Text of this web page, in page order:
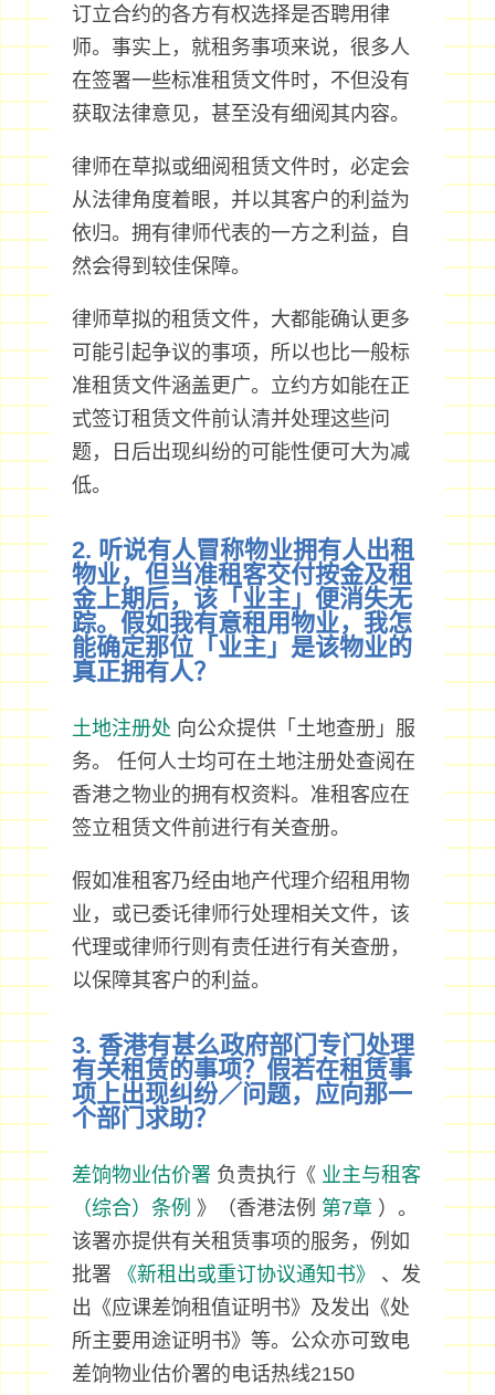
订立合约的各方有权选择是否聘用律
师。事实上，就租务事项来说，很多人
在签署一些标准租赁文件时，不但没有
获取法律意见，甚至没有细阅其内容。
律师在草拟或细阅租赁文件时，必定会
从法律角度着眼，并以其客户的利益为
依归。拥有律师代表的一方之利益，自
然会得到较佳保障。
律师草拟的租赁文件，大都能确认更多
可能引起争议的事项，所以也比一般标
准租赁文件涵盖更广。立约方如能在正
式签订租赁文件前认清并处理这些问
题，日后出现纠纷的可能性便可大为减
低。
2. 听说有人冒称物业拥有人出租
物业，但当准租客交付按金及租
金上期后，该「业主」便消失无
踪。假如我有意租用物业，我怎
能确定那位「业主」是该物业的
真正拥有人？
土地注册处向公众提供「土地查册」服
务。 任何人士均可在土地注册处查阅在
香港之物业的拥有权资料。准租客应在
签立租赁文件前进行有关查册。
假如准租客乃经由地产代理介绍租用物
业，或已委讬律师行处理相关文件，该
代理或律师行则有责任进行有关查册，
以保障其客户的利益。
3. 香港有甚么政府部门专门处理
有关租赁的事项？假若在租赁事
项上出现纠纷／问题，应向那一
个部门求助？
差饷物业估价署 负责执行《 业主与租客
（综合）条例 》（香港法例 第7章）。
该署亦提供有关租赁事项的服务，例如
批署
《新租出或重订协议通知书》
、发
出《应课差饷租值证明书》及发出《处
所主要用途证明书》等。公众亦可致电
差饷物业估价署的电话热线2150